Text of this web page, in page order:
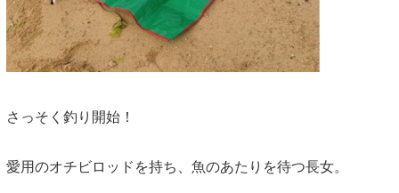
さっそく釣り開始！
愛用のオチビロッドを持ち、魚のあたりを待つ長女。